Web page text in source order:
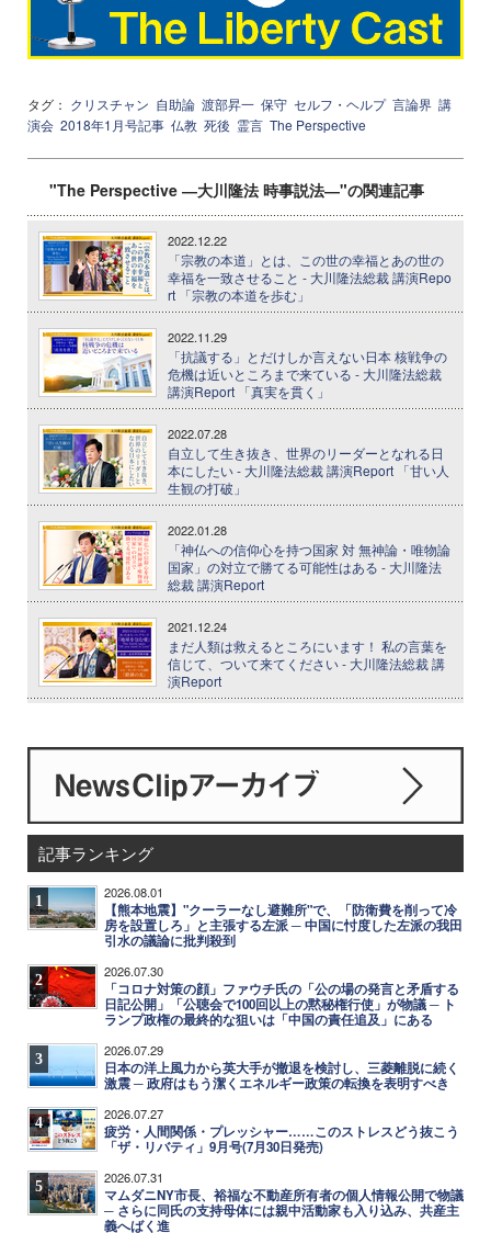
タグ： クリスチャン 自助論 渡部昇一 保守 セルフ・ヘルプ 言論界 講
演会 2018年1月号記事 仏教 死後 霊言 The Perspective
"The Perspective ―大川隆法 時事説法―"の関連記事
2022.12.22
「宗教の本道」とは、この世の幸福とあの世の
幸福を一致させること - 大川隆法総裁 講演Repo
rt 「宗教の本道を歩む」
2022.11.29
「抗議する」とだけしか言えない日本 核戦争の
危機は近いところまで来ている - 大川隆法総裁
講演Report 「真実を貫く」
2022.07.28
自立して生き抜き、世界のリーダーとなれる日
本にしたい - 大川隆法総裁 講演Report 「甘い人
生観の打破」
2022.01.28
「神仏への信仰心を持つ国家 対 無神論・唯物論
国家」の対立で勝てる可能性はある - 大川隆法
総裁 講演Report
2021.12.24
まだ人類は救えるところにいます！ 私の言葉を
信じて、ついて来てください - 大川隆法総裁 講
演Report
記事ランキング
1 2026.08.01
【熊本地震】"クーラーなし避難所"で、「防衛費を削って冷
房を設置しろ」と主張する左派 ─ 中国に忖度した左派の我田
引水の議論に批判殺到
2 2026.07.30
「コロナ対策の顔」ファウチ氏の「公の場の発言と矛盾する
日記公開」「公聴会で100回以上の黙秘権行使」が物議 ─ ト
ランプ政権の最終的な狙いは「中国の責任追及」にある
3 2026.07.29
日本の洋上風力から英大手が撤退を検討し、三菱離脱に続く
激震 ─ 政府はもう潔くエネルギー政策の転換を表明すべき
4 2026.07.27
疲労・人間関係・プレッシャー……このストレスどう抜こう
「ザ・リバティ」9月号(7月30日発売)
5 2026.07.31
マムダニNY市長、裕福な不動産所有者の個人情報公開で物議
─ さらに同氏の支持母体には親中活動家も入り込み、共産主
義へばく進